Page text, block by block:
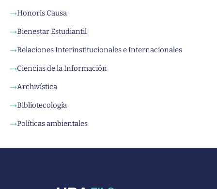
→Honoris Causa
→Bienestar Estudiantil
→Relaciones Interinstitucionales e Internacionales
→Ciencias de la Información
→Archivística
→Bibliotecología
→Políticas ambientales